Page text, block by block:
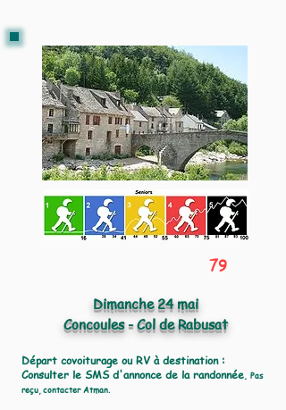
79
Dimanche 24 mai
Concoules - Col de Rabusat
Départ covoiturage ou RV à destination :
Consulter le SMS d'annonce de la randonnée. Pas
reçu, contacter Atman.